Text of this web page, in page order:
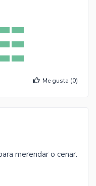
Me gusta (0)
merendar o cenar.